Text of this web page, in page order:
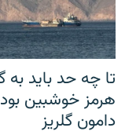
تا چه حد باید
هرمز خوشبین
دامون گلریز